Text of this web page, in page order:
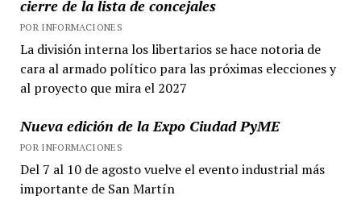
cierre de la lista de concejales
POR INFORMACIONES
La división interna los libertarios se hace notoria de
cara al armado político para las próximas elecciones y
al proyecto que mira el 2027
Nueva edición de la Expo Ciudad PyME
POR INFORMACIONES
Del 7 al 10 de agosto vuelve el evento industrial más
importante de San Martín